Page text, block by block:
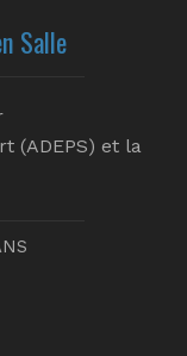
Salle
(ADEPS) et la